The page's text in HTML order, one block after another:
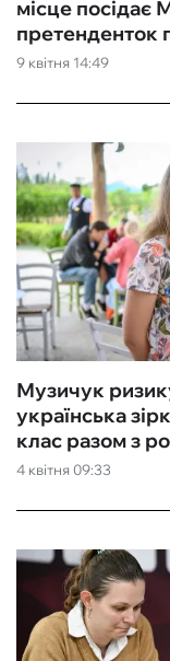
ЧС-2026
ІНШІ
БУКМЕКЕРИ
9 квітня 14:49
місце посідає
претенденток
4 квітня 09:33
Музичук
українська
клас разом з